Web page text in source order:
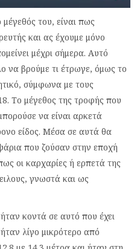
του, είναι πως
και ας έχουμε μόνο
μέχρι σήμερα. Αυτό
να βρούμε τι έτρωγε, όμως το
σύμφωνα με τους
Το μέγεθος της τροφής που
να είναι αρκετά
είδος. Μέσα σε αυτά θα
που ζούσαν στην εποχή
οι καρχαρίες ή ερπετά της
γνωστά και ως
κοντά σε αυτό που έχει
λίγο μικρότερο από